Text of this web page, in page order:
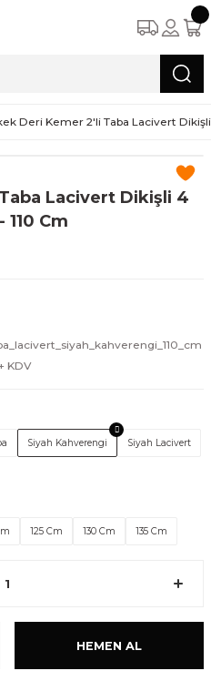
Deri Kemer 2'li Taba Lacivert
Lacivert Dikişli 4
Cm
KDV
Siyah Kahverengi Siyah Lacivert
125 Cm 130 Cm 135 Cm
HEMEN AL